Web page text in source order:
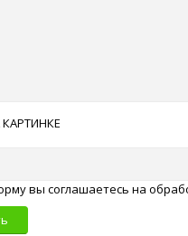
вы соглашаетесь на